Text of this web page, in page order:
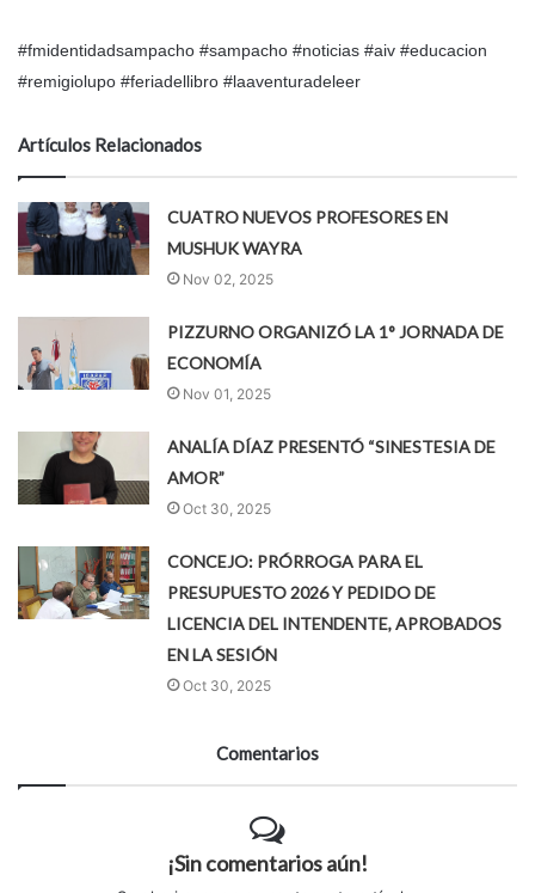
#fmidentidadsampacho #sampacho #noticias #aiv #educacion
#remigiolupo #feriadellibro #laaventuradeleer
Artículos Relacionados
CUATRO NUEVOS PROFESORES EN
MUSHUK WAYRA
Nov 02, 2025
PIZZURNO ORGANIZÓ LA 1° JORNADA DE
ECONOMÍA
Nov 01, 2025
ANALÍA DÍAZ PRESENTÓ “SINESTESIA DE
AMOR”
Oct 30, 2025
CONCEJO: PRÓRROGA PARA EL
PRESUPUESTO 2026 Y PEDIDO DE
LICENCIA DEL INTENDENTE, APROBADOS
EN LA SESIÓN
Oct 30, 2025
Comentarios
¡Sin comentarios aún!